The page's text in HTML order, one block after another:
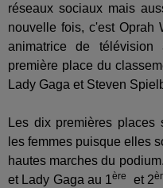
réseaux sociaux mais
nouvelle fois, c'est Oprah
animatrice de
première place du
Lady Gaga et Steven
Les dix premières places
les femmes puisque elles
hautes marches du
et Lady Gaga au 1ère et 2